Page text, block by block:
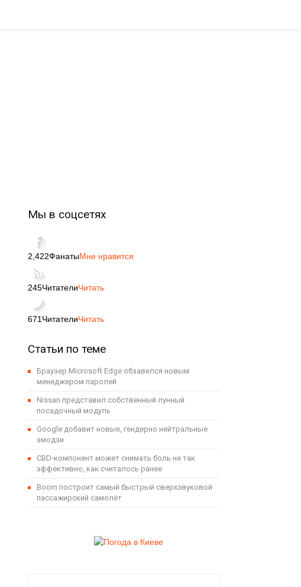
Мы в соцсетях
2,422ФанатыМне нравится
245ЧитателиЧитать
671 ЧитателиЧитать
Статьи по теме
Браузер Microsoft Edge обзавелся новым
менеджером паролей
Nissan представил собственный лунный
посадочный модуль
Google добавит новые, гендерно нейтральные
эмодзи
CBD-компонент может снимать боль не так
эффективно, как считалось ранее
Boom построит самый быстрый сверхзвуковой
пассажирский самолёт